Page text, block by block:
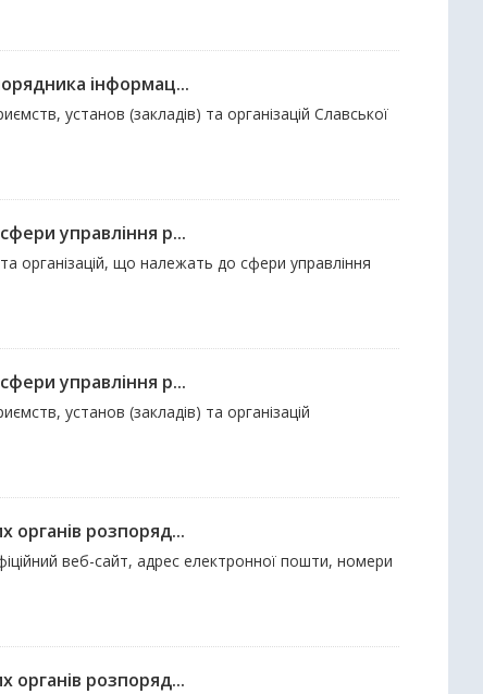
інформац...
установ (закладів) та організацій Славської
управління р...
організацій, що належать до сфери управління
управління р...
установ (закладів) та організацій
органів розпоряд...
веб-сайт, адрес електронної пошти, номери
органів розпоряд...